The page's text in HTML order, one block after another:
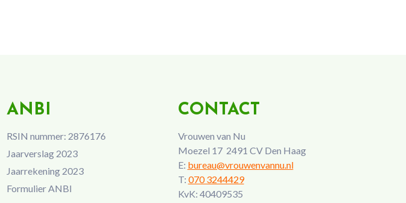
ANBI
RSIN nummer: 2876176
Jaarverslag 2023
Jaarrekening 2023
Formulier ANBI
CONTACT
Vrouwen van Nu
Moezel 17 2491 CV Den Haag
E: bureau@vrouwenvannu.nl
T: 070 3244429
KvK: 40409535